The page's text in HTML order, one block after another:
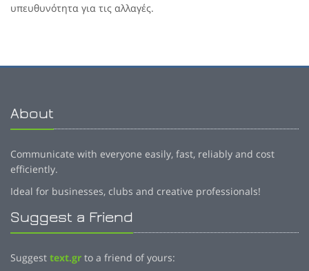
υπευθυνότητα για τις αλλαγές.
About
Communicate with everyone easily, fast, reliably and cost
efficiently.
Ideal for businesses, clubs and creative professionals!
Suggest a Friend
Suggest text.gr to a friend of yours: